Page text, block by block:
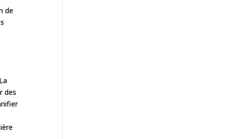
de
des